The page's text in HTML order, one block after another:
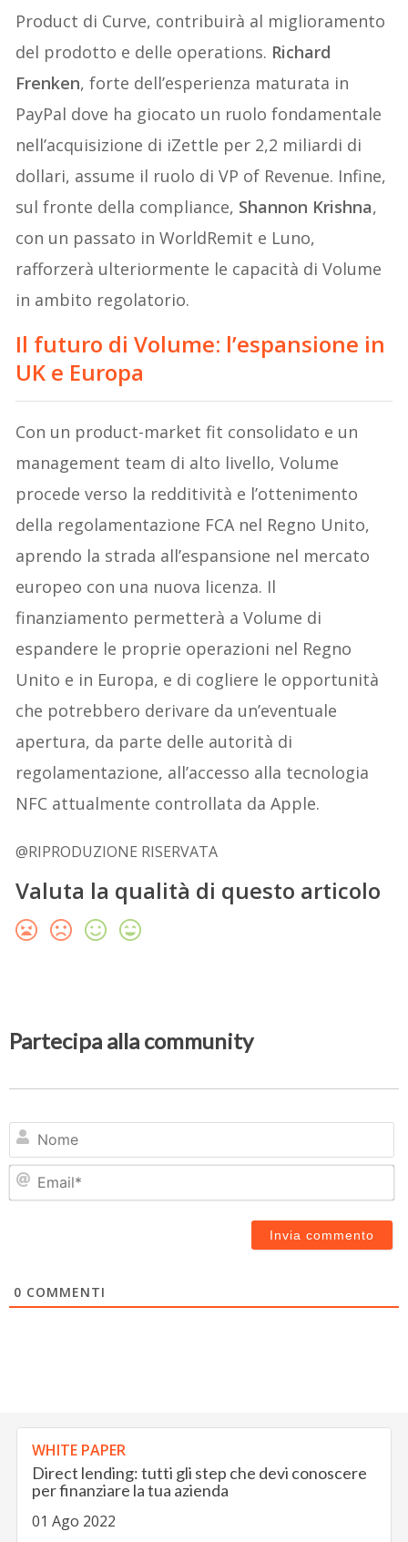
Product di Curve, contribuirà al miglioramento
del prodotto e delle operations. Richard
Frenken, forte dell’esperienza maturata in
PayPal dove ha giocato un ruolo fondamentale
nell’acquisizione di iZettle per 2,2 miliardi di
dollari, assume il ruolo di VP of Revenue. Infine,
sul fronte della compliance, Shannon Krishna,
con un passato in WorldRemit e Luno,
rafforzerà ulteriormente le capacità di Volume
in ambito regolatorio.
Il futuro di Volume: l’espansione in
UK e Europa
Con un product-market fit consolidato e un
management team di alto livello, Volume
procede verso la redditività e l’ottenimento
della regolamentazione FCA nel Regno Unito,
aprendo la strada all’espansione nel mercato
europeo con una nuova licenza. Il
finanziamento permetterà a Volume di
espandere le proprie operazioni nel Regno
Unito e in Europa, e di cogliere le opportunità
che potrebbero derivare da un’eventuale
apertura, da parte delle autorità di
regolamentazione, all’accesso alla tecnologia
NFC attualmente controllata da Apple.
@RIPRODUZIONE RISERVATA
Valuta la qualità di questo articolo
Partecipa alla community
0 COMMENTI
WHITE PAPER
Direct lending: tutti gli step che devi conoscere
per finanziare la tua azienda
01 Ago 2022